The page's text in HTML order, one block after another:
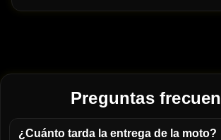
Preguntas
¿Cuánto tarda la entrega de la moto?